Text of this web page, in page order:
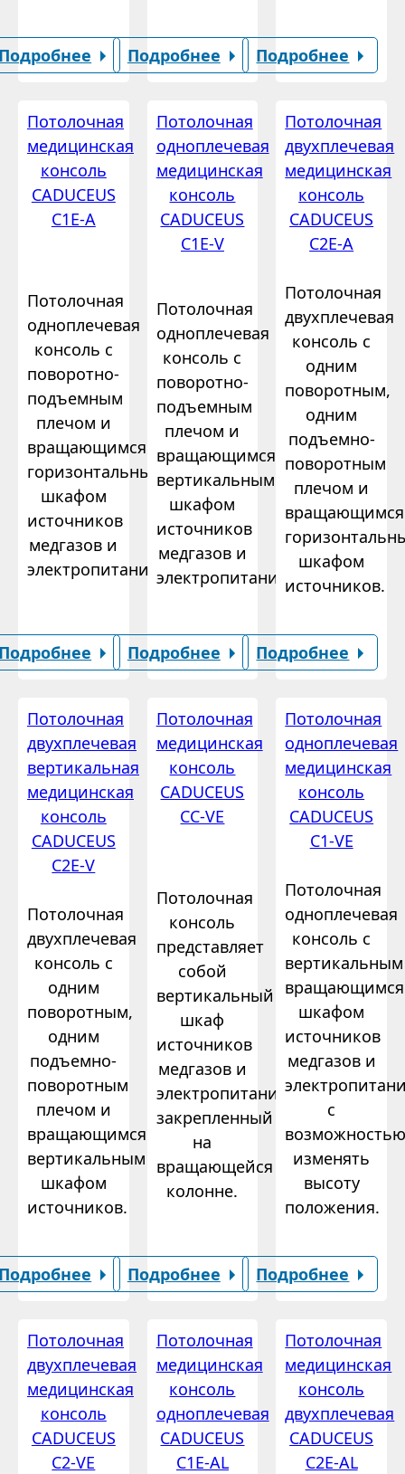
Подробнее Подробнее
Потолочная
медицинская
консоль
CADUCEUS
C1E-A
Потолочная
одноплечевая
консоль с
поворотно-
подъемным
плечом и
вращающимся
горизонтальным
шкафом
источников
медгазов и
электропитания.
Потолочная
одноплечевая
медицинская
консоль
CADUCEUS
C1E-V
Потолочная
одноплечевая
консоль с
поворотно-
подъемным
плечом и
вращающимся
вертикальным
шкафом
источников
медгазов и
электропитания.
Подробнее
Потолочная
двухплечевая
медицинская
консоль
CADUCEUS
C2E-A
Потолочная
двухплечевая
консоль с
одним
поворотным,
одним
подъемно-
поворотным
плечом и
вращающимся
шкафом
источников.
Подробнее
Потолочная
двухплечевая
вертикальная
медицинская
консоль
CADUCEUS
C2E-V
Потолочная
двухплечевая
консоль с
одним
поворотным,
одним
подъемно-
поворотным
плечом и
вращающимся
вертикальным
шкафом
источников.
Потолочная
медицинская
консоль
CADUCEUS
CC-VE
Потолочная
консоль
представляет
собой
вертикальный
шкаф
источников
медгазов и
электропитания,
закрепленный
на
вращающейся
колонне.
Подробнее
Потолочная
одноплечевая
медицинская
консоль
CADUCEUS
C1-VE
Потолочная
одноплечевая
консоль с
вертикальным
вращающимся
шкафом
источников
медгазов и
с
изменять
высоту
положения.
Подробнее
Потолочная
двухплечевая
медицинская
консоль
CADUCEUS
C2-VE
Потолочная
медицинская
консоль
одноплечевая
CADUCEUS
C1E-AL
Потолочная
медицинская
консоль
двухплечевая
CADUCEUS
C2E-AL